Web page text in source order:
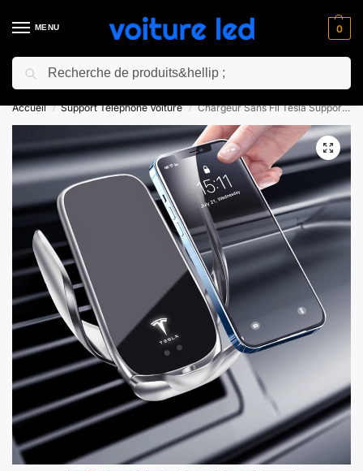
MENU 0
⚡ 10% de réduction pour les nouveaux clients avec le code “NC10”
Accueil / Support Téléphone Voiture / Chargeur Sans Fil Tesla Support Téléphone Voiture